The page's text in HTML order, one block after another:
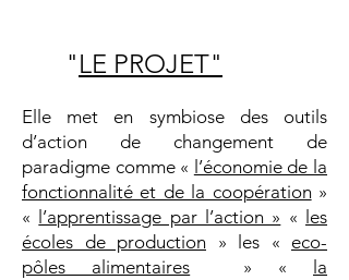
"LE PROJET"
Elle met en symbiose des outils
d’action de changement de
paradigme comme « l’économie de la
fonctionnalité et de la coopération»
«
l’apprentissage par l’action » «
les
écoles de production » les « eco-
pôles alimentaires » «
la